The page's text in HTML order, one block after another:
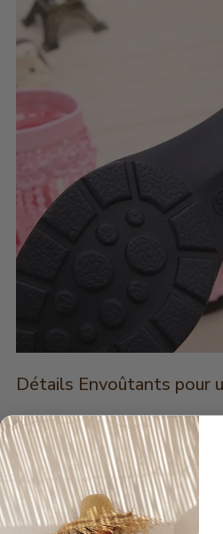
Détails Envoûtants pour
L'attention portée aux détails
filleen une œuvre d'art. La
d'un effet dentelle délicat et de
suspendues, ajoute une touche
mouvement. Ces éléments
seulement esthétiques, ils